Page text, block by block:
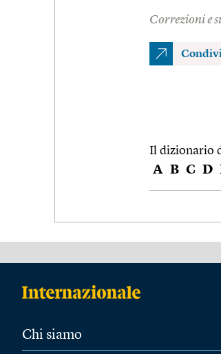
Correzioni e
Il dizionario
A B C D
Chi siamo